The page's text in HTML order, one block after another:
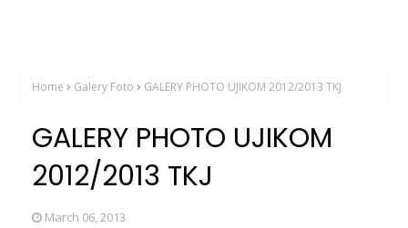
Home Galery Foto GALERY PHOTO UJIKOM 2012/2013 TKJ
GALERY PHOTO UJIKOM
2012/2013 TKJ
March 06, 2013